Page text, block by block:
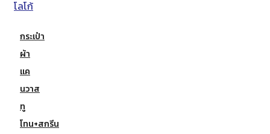
กระเป๋า
ผ้า
แค
นวาส
ทู
โทน+สกรีน